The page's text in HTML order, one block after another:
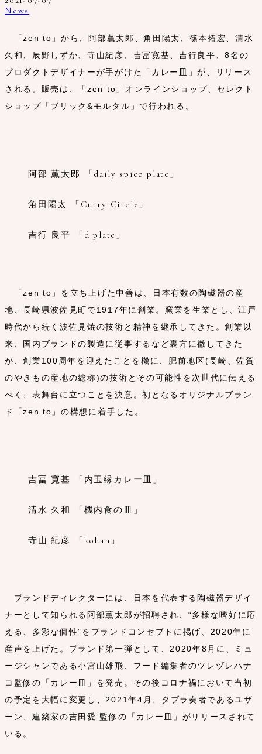
News
「zen to」から、阿部薫太郎、角田陽太、篠本拓宏、清水
久和、辰野しずか、寺山紀彦、吉冨寛基、吉行良平、8名の
プロダクトデザイナーが手がけた「カレー皿」が、リリース
される。販売は、「zen to」オンラインショップ、セレクト
ショップ「ブリック&モルタル」で行われる。
阿部 薫太郎 「daily spice plate」
角田陽太 「Curry Circle」
吉行 良平 「d plate」
「zen to」を立ち上げた中善は、日本有数の陶磁器の産
地、長崎県波佐見町で1917年に創業。窯業を生業とし、江戸
時代から続く波佐見焼の技術と精神を継承してきた。創業以
来、国内ブランドの製造に従事するなど裏方に徹してきた
が、創業100周年を迎えたことを機に、肥前地区(長崎、佐賀
のやきもの産地の総称)の技術とその可能性を次世代に伝える
べく、表舞台に立つことを決意。初となるオリジナルブラン
ド「zen to」の構想に着手した。
吉冨 寛基 「内玉縁カレー皿」
清水 久和 「機内食の皿」
寺山 紀彦 「kohan」
ブランドディレクターには、日本を代表する陶磁器デザイ
ナーとして知られる阿部薫太郎が招聘され、“多様な嗜好に応
える、多彩な個性”をブランドコンセプトに掲げ、2020年に
産声を上げた。ブランド第一弾として、2020年8月に、ミュ
ージシャンである小宮山雄飛、フード編集者のツレヅレハナ
コ監修の「カレー皿」を発売。その後コロナ禍において当初
の予定を大幅に変更し、2021年4月、タブラ奏者であるユザ
ーン、建築家の吉田愛 監修の「カレー皿」がリリースされて
いる。